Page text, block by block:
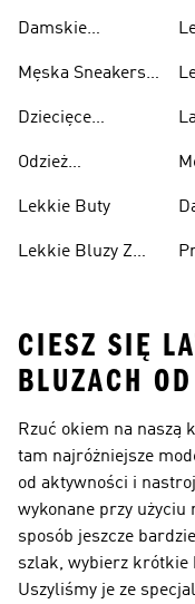
Damskie
Przewiewne
Męska Sneakersy
Dziecięce
Przewiewne
Odzież
Lekkie Buty
Lekkie Bluzy Z
CIESZ SIĘ
BLUZACH
Rzuć okiem na naszą
tam najróżniejsze
od aktywności i
wykonane przy użyciu
sposób jeszcze
szlak, wybierz krótkie
Uszyliśmy je ze